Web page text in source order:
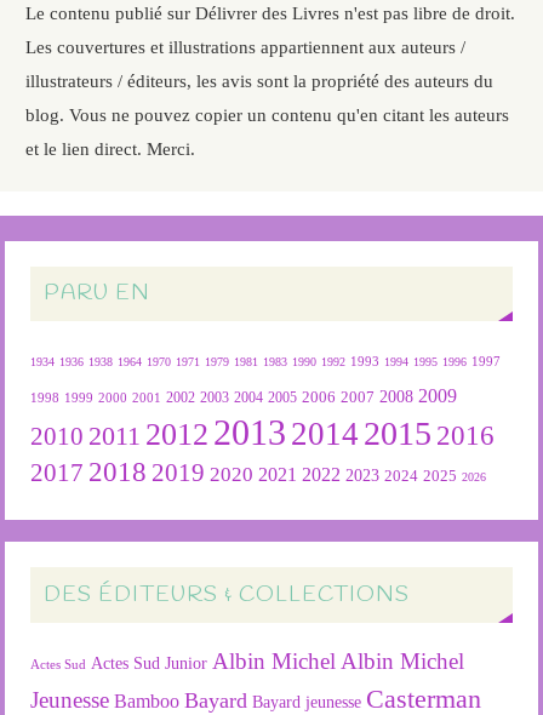
Le contenu publié sur Délivrer des Livres n'est pas libre de droit.
Les couvertures et illustrations appartiennent aux auteurs /
illustrateurs / éditeurs, les avis sont la propriété des auteurs du
blog. Vous ne pouvez copier un contenu qu'en citant les auteurs
et le lien direct. Merci.
PARU EN
1934 1936 1938 1964 1970 1971 1979 1981 1983 1990 1992 1993 1994 1995 1996 1997
1998 1999 2000 2001 2002 2003 2004 2005 2006 2007 2008 2009
2010 2011 2012 2013 2014 2015 2016
2017 2018 2019 2020 2021 2022 2023 2024 2025 2026
DES ÉDITEURS & COLLECTIONS
Actes Sud Actes Sud Junior Albin Michel Albin Michel
Jeunesse Bamboo Bayard Bayard jeunesse Casterman